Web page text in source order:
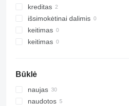
kreditas
išsimokėtinai dalimis
keitimas
keitimas
Būklė
naujas
naudotos